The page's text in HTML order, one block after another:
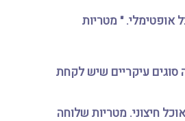
אופטימלי. " מטריות
סוגים עיקריים שיש לקחת
חיצוני. מטריות שלוחה